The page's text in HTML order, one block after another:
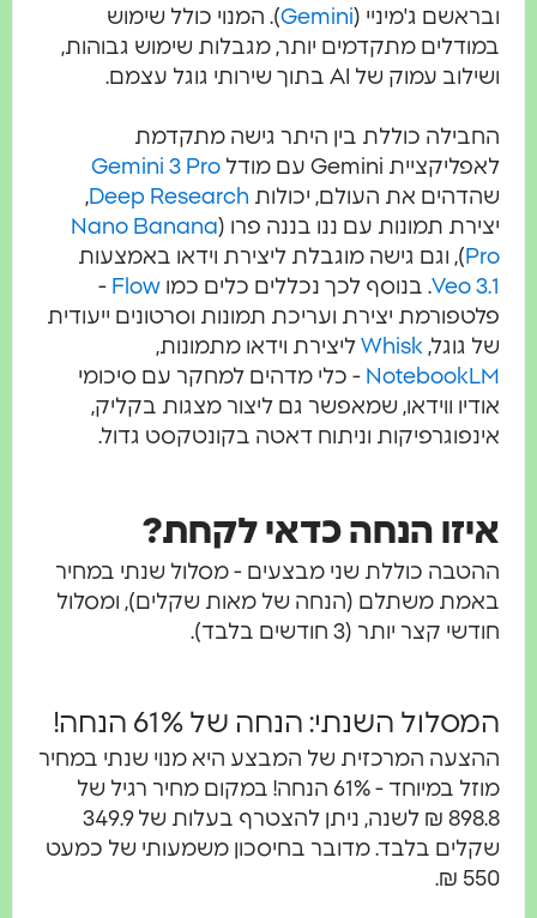
ובראשם ג'מיניי ( Gemini). המנוי כולל שימוש
במודלים מתקדמים יותר, מגבלות שימוש גבוהות,
ושילוב עמוק של AI בתוך שירותי גוגל עצמם.
החבילה כוללת בין היתר גישה מתקדמת
לאפליקציית Gemini עם מודל
Gemini 3 Pro
שהדהים את העולם, יכולות Deep Research
,
יצירת תמונות עם ננו בננה פרו ( Nano Banana
Pro), וגם גישה מוגבלת ליצירת וידאו באמצעות
Veo 3.1. בנוסף לכך נכללים כלים כמו Flow
-
פלטפורמת יצירת ועריכת תמונות וסרטונים ייעודית
של גוגל, Whiskליצירת וידאו מתמונות,
NotebookLM- כלי מדהים למחקר עם סיכומי
אודיו ווידאו, שמאפשר גם ליצור מצגות בקליק,
אינפוגרפיקות וניתוח דאטה בקונטקסט גדול.
איזו הנחה כדאי לקחת?
ההטבה כוללת שני מבצעים - מסלול שנתי במחיר
באמת משתלם (הנחה של מאות שקלים), ומסלול
חודשי קצר יותר (3 חודשים בלבד).
המסלול השנתי: הנחה של 61% הנחה!
ההצעה המרכזית של המבצע היא מנוי שנתי במחיר
מוזל במיוחד - 61% הנחה! במקום מחיר רגיל של
898.8 ₪ לשנה, ניתן להצטרף בעלות של 349.9
שקלים בלבד. מדובר בחיסכון משמעותי של כמעט
550 ₪.